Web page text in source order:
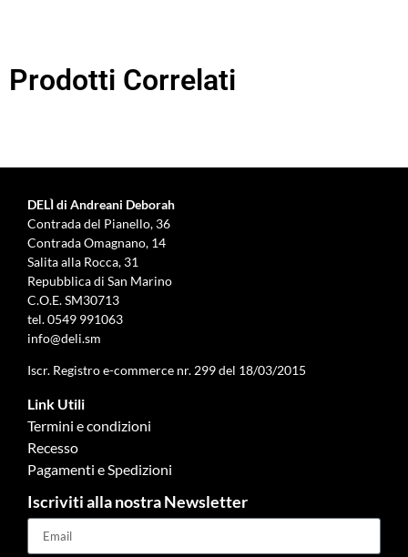
Prodotti Correlati
DELÌ di Andreani Deborah
Contrada del Pianello, 36
Contrada Omagnano, 14
Salita alla Rocca, 31
Repubblica di San Marino
C.O.E. SM30713
tel.0549 991063
info@deli.sm
Iscr. Registro e-commerce nr. 299 del 18/03/2015
Link Utili
Termini e condizioni
Recesso
Pagamenti e Spedizioni
Iscriviti alla nostra Newsletter